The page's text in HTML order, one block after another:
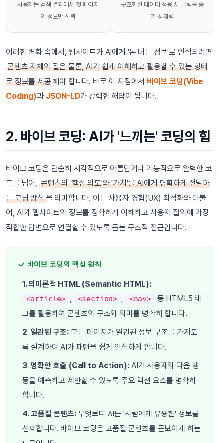
사용자는 검색 결과에서 첫 페이지
의 정보만 신뢰
구조화된 데이터 적용 시 클릭률 증
가 잠재력
이러한 변화 속에서, 웹사이트가 AI에게 '돈 버는 정보'로 인식되려면
콘텐츠 자체의 질은 물론, AI가 쉽게 이해하고 활용할 수 있는 형태
로 정보를 제공 해야 합니다. 바로 이 지점에서 바이브 코딩(Vibe
Coding)과 JSON-LD가 강력한 해답이 됩니다.
2. 바이브 코딩: AI가 '느끼는' 코딩의 힘
바이브 코딩은 단순히 시각적으로 아름답거나 기능적으로 완벽한 코
드를 넘어,
콘텐츠의 '핵심 의도'와 '가치'를 AI에게 명확하게 전달하
는 코딩 방식을 의미합니다. 이는 사용자 경험(UX) 최적화와 더불
어, AI가 웹사이트의 정보를 정확하게 이해하고 사용자 질의에 가장
적합한 답변으로 연결할 수 있도록 돕는 구조적 접근입니다.
✓ 바이브 코딩의 핵심 원칙
1. 의미론적 HTML (Semantic HTML):
<article> <section> <nav>
등 HTML5 태
그를 활용하여 콘텐츠의 구조와 의미를 명확히 합니다.
2. 일관된 구조: 모든 페이지가 일관된 정보 구조를 가지도
록 설계하여 AI가 패턴을 쉽게 인식하게 합니다.
3. 명확한 호출 (Call to Action): AI가 사용자의 다음 행
동을 예측하고 제안할 수 있도록 주요 액션 요소를 명확히
합니다.
4. 고품질 콘텐츠: 무엇보다 AI는 '사람에게 유용한' 정보를
선호합니다. 바이브 코딩은 고품질 콘텐츠를 돋보이게 하는